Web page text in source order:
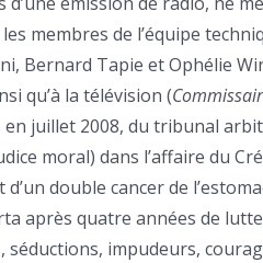
membres de l’équipe
Bernard Tapie et Ophélie
qu’à la télévision (
juillet 2008, du tribunal
moral) dans l’affaire du
double cancer de
après quatre années de
impudeurs,